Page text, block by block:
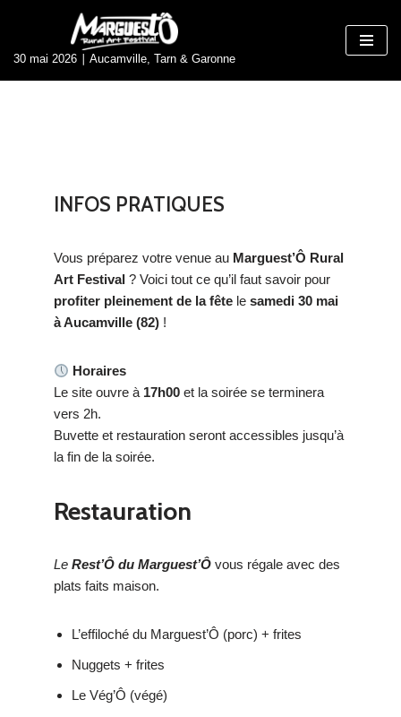
30 mai 2026 ∣ Aucamville, Tarn & Garonne
INFOS PRATIQUES
Vous préparez votre venue au Marguest’Ô Rural
Art Festival ? Voici tout ce qu’il faut savoir pour
profiter pleinement de la fête le samedi 30 mai
à Aucamville (82) !
Horaires
Le site ouvre à 17h00 et la soirée se terminera
vers 2h.
Buvette et restauration seront accessibles jusqu’à
la fin de la soirée.
Restauration
Le Rest’Ô du Marguest’Ô vous régale avec des
plats faits maison.
L’effiloché du Marguest’Ô (porc) + frites
Nuggets + frites
Le Vég’Ô (végé)